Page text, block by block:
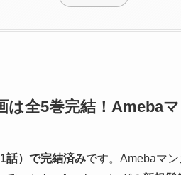
は全5巻完結！Ameba
話）で完結済みです。Amebaマ